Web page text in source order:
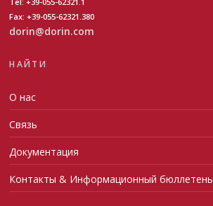
Fax: +39-055-62321.380
dorin@dorin.com
НАЙТИ
О нас
Связь
Документация
Контакты & Информационный бюллетень